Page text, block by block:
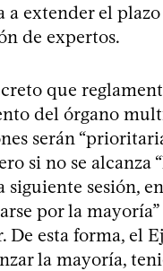
extender el
de expertos.
que
del órgano
serán
si no se alcanza
siguiente sesión,
por la
De esta forma, el
la mayoría,